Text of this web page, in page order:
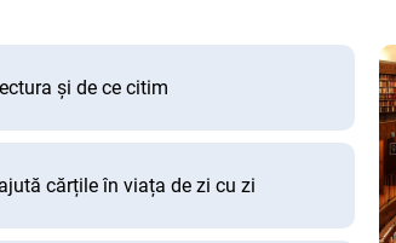
și de ce citim
cărțile în viața de zi cu zi